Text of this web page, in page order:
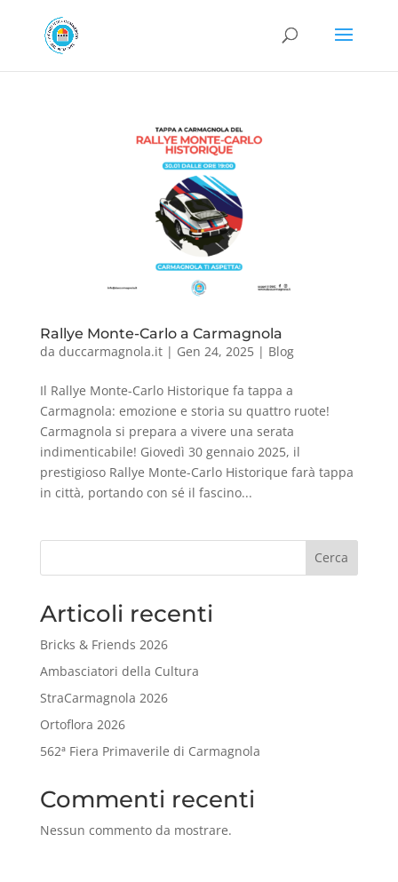
Rallye Monte-Carlo a Carmagnola
da duccarmagnola.it| Gen 24, 2025| Blog
Il Rallye Monte-Carlo Historique fa tappa a
Carmagnola: emozione e storia su quattro ruote!
Carmagnola si prepara a vivere una serata
indimenticabile! Giovedì 30 gennaio 2025, il
prestigioso Rallye Monte-Carlo Historique farà tappa
in città, portando con sé il fascino...
Cerca
Articoli recenti
Bricks & Friends 2026
Ambasciatori della Cultura
StraCarmagnola 2026
Ortoflora 2026
562ª Fiera Primaverile di Carmagnola
Commenti recenti
Nessun commento da mostrare.